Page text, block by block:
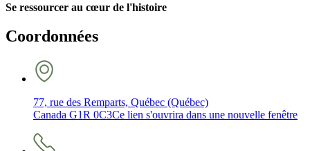
Se ressourcer au cœur de l'histoire
Coordonnées
77, rue des Remparts, Québec (Québec)
Canada G1R 0C3Ce lien s'ouvrira dans une nouvelle fenêtre